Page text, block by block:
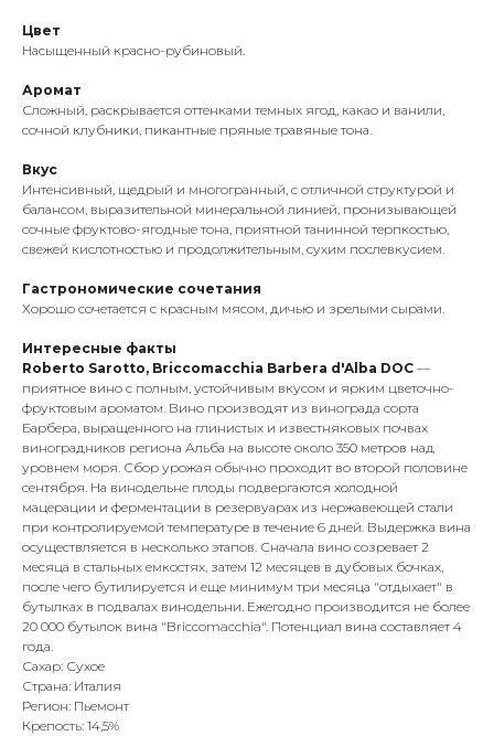
Цвет
Насыщенный красно-рубиновый.
Аромат
Сложный, раскрывается оттенками темных ягод, какао и ванили,
сочной клубники, пикантные пряные травяные тона.
Вкус
Интенсивный, щедрый и многогранный, с отличной структурой и
балансом, выразительной минеральной линией, пронизывающей
сочные фруктово-ягодные тона, приятной танинной терпкостью,
свежей кислотностью и продолжительным, сухим послевкусием.
Гастрономические сочетания
Хорошо сочетается с красным мясом, дичью и зрелыми сырами.
Интересные факты
Roberto Sarotto, Briccomacchia Barbera d'Alba DOC —
приятное вино с полным, устойчивым вкусом и ярким цветочно-
фруктовым ароматом. Вино производят из винограда сорта
Барбера, выращенного на глинистых и известняковых почвах
виноградников региона Альба на высоте около 350 метров над
уровнем моря. Сбор урожая обычно проходит во второй половине
сентября. На винодельне плоды подвергаются холодной
мацерации и ферментации в резервуарах из нержавеющей стали
при контролируемой температуре в течение 6 дней. Выдержка вина
осуществляется в несколько этапов. Сначала вино созревает 2
месяца в стальных емкостях, затем 12 месяцев в дубовых бочках,
после чего бутилируется и еще минимум три месяца "отдыхает" в
бутылках в подвалах винодельни. Ежегодно производится не более
20 000 бутылок вина "Briccomacchia". Потенциал вина составляет 4
года.
Сахар: Сухое
Страна: Италия
Регион: Пьемонт
Крепость: 14,5%